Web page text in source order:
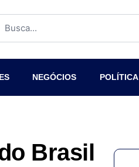
NEGÓCIOS POLÍTICA
Brasil